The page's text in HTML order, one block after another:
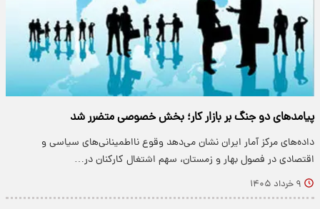
پیامدهای دو جنگ بر بازار کار؛ بخش خصوصی متضرر شد
داده‌های مرکز آمار ایران نشان می‌دهد وقوع نااطمینانی‌های سیاسی و
اقتصادی در فصول بهار و زمستان، سهم اشتغال کارکنان در…
۹ خرداد ۱۴۰۵